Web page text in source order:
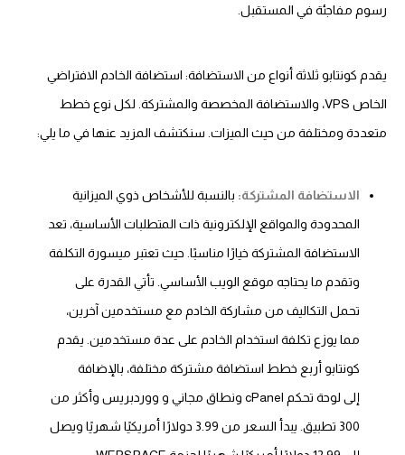
رسوم مفاجئة في المستقبل.
يقدم كونتابو ثلاثة أنواع من الاستضافة: استضافة الخادم الافتراضي
الخاص VPS، والاستضافة المخصصة والمشتركة. لكل نوع خطط
متعددة ومختلفة من حيث الميزات. سنكتشف المزيد عنها في ما يلي:
الاستضافة المشتركة: بالنسبة للأشخاص ذوي الميزانية
المحدودة والمواقع الإلكترونية ذات المتطلبات الأساسية، تعد
الاستضافة المشتركة خيارًا مناسبًا. حيث تعتبر ميسورة التكلفة
وتقدم ما يحتاجه موقع الويب الأساسي. تأتي القدرة على
تحمل التكاليف من مشاركة الخادم مع مستخدمين آخرين،
مما يوزع تكلفة استخدام الخادم على عدة مستخدمين. يقدم
كونتابو أربع خطط استضافة مشتركة مختلفة، بالإضافة
إلى لوحة تحكم cPanel ونطاق مجاني و ووردبريس وأكثر من
300 تطبيق. يبدأ السعر من 3.99 دولارًا أمريكيًا شهريًا ويصل